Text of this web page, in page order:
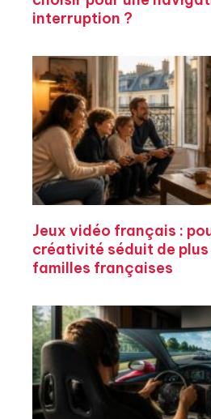
interruption ?
Jeux vidéo français :
créativité séduit de plus
familles françaises